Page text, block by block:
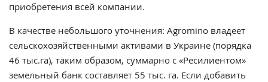
приобретения всей компании.
В качестве небольшого уточнения: Agromino владеет
сельскохозяйственными активами в Украине (порядка
46 тыс.га), таким образом, суммарно с «Ресилиентом»
земельный банк составляет 55 тыс. га. Если добавить